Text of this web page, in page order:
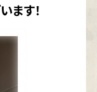
ます！